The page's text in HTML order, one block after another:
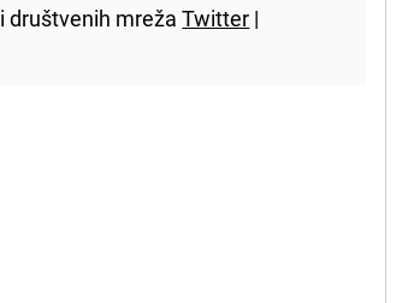
i društvenih mrežaTwitter |